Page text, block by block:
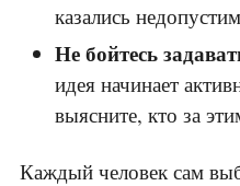
казались
Не бойтесь
идея начинает
выясните, кто за
Каждый человек сам